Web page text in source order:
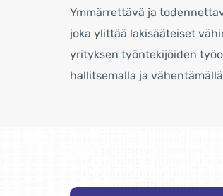
Ymmärrettävä ja
joka ylittää lakisääteiset
yrityksen työntekijöiden
hallitsemalla ja